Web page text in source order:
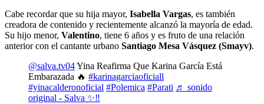
Cabe recordar que su hija mayor, Isabella Vargas, es también
creadora de contenido y recientemente alcanzó la mayoría de edad.
Su hijo menor, Valentino, tiene 6 años y es fruto de una relación
anterior con el cantante urbano Santiago Mesa Vásquez (Smayv).
@salva.tv04Yina Reafirma Que Karina García Está
Embarazada 🔥 #karinagarciaoficiall
#yinacalderonoficial #Polemica #Parati ♬ sonido
original - Salva ✨‼️